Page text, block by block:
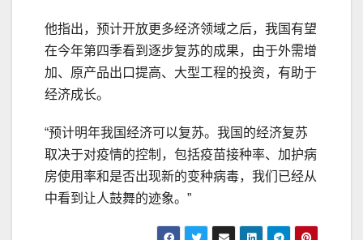
他指出，预计开放更多经济领域之后，我国有望
在今年第四季看到逐步复苏的成果，由于外需增
加、原产品出口提高、大型工程的投资，有助于
经济成长。
“预计明年我国经济可以复苏。我国的经济复苏
取决于对疫情的控制，包括疫苗接种率、加护病
房使用率和是否出现新的变种病毒，我们已经从
中看到让人鼓舞的迹象。”